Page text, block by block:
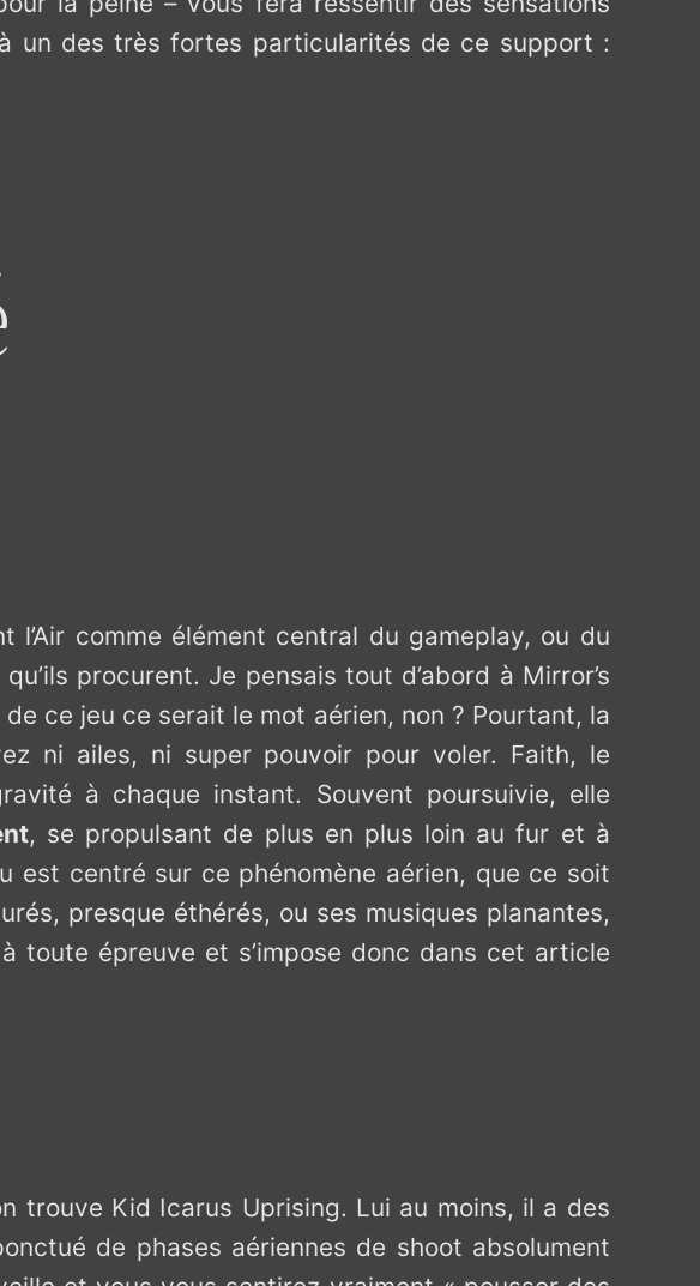
un des très fortes particularités de ce support :
comme élément central du gameplay, ou du
procurent. Je pensais tout d’abord à Mirror’s
ce jeu ce serait le mot aérien, non ? Pourtant, la
ni ailes, ni super pouvoir pour voler. Faith, le
à chaque instant. Souvent poursuivie, elle
, se propulsant de plus en plus loin au fur et à
est centré sur ce phénomène aérien, que ce soit
presque éthérés, ou ses musiques planantes,
toute épreuve et s’impose donc dans cet article
trouve Kid Icarus Uprising. Lui au moins, il a des
de phases aériennes de shoot absolument